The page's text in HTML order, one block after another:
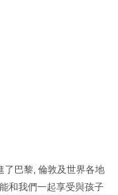
了巴黎, 倫敦及世界各地
和我們一起享受與孩子